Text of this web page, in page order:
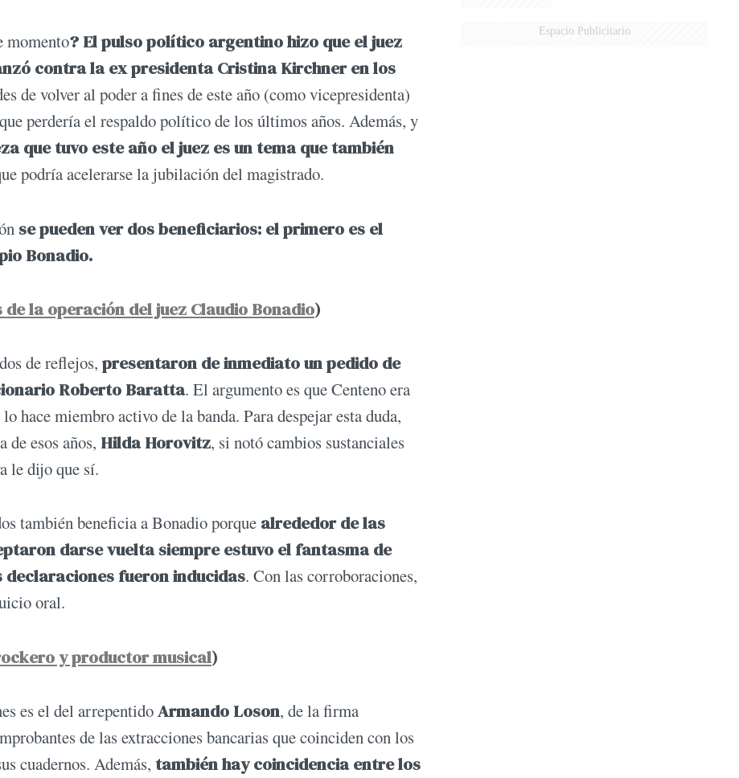
momento? El pulso político argentino hizo que el juez
contra la ex presidenta Cristina Kirchner en los
de volver al poder a fines de este año (como vicepresidenta)
perdería el respaldo político de los últimos años. Además, y
que tuvo este año el juez es un tema que también
podría acelerarse la jubilación del magistrado.
se pueden ver dos beneficiarios: el primero es el
Bonadio.
la operación del juez Claudio Bonadio)
de reflejos, presentaron de inmediato un pedido de
Roberto Baratta. El argumento es que Centeno era
hace miembro activo de la banda. Para despejar esta duda,
de esos años, Hilda Horovitz, si notó cambios sustanciales
le dijo que sí.
también beneficia a Bonadio porque alrededor de las
darse vuelta siempre estuvo el fantasma de
declaraciones fueron inducidas. Con las corroboraciones,
oral.
y productor musical)
es el del arrepentidoArmando Loson, de la firma
de las extracciones bancarias que coinciden con los
cuadernos. Además, también hay coincidencia entre los
Espacio Publicitario